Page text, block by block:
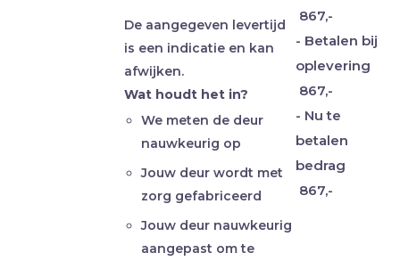
De aangegeven levertijd
is een indicatie en kan
afwijken.
Wat houdt het in?
We meten de deur
nauwkeurig op
Jouw deur wordt met
zorg gefabriceerd
Jouw deur nauwkeurig
aangepast om te
867,-
- Betalen bij
oplevering
867,-
- Nu te
betalen
bedrag
867,-